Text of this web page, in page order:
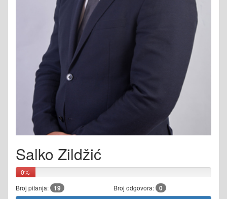
Salko Zildžić
0%
Broj pitanja: 19 Broj odgovora: 0